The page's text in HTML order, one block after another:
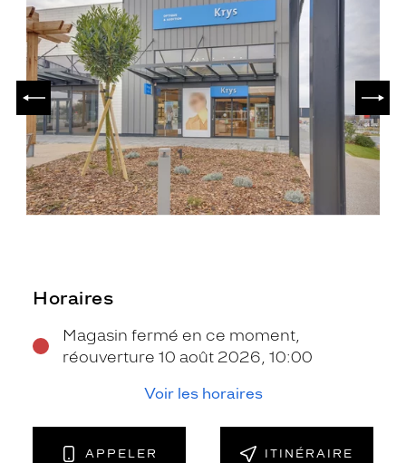
PRÉCÉDENT
Horaires
Magasin fermé en ce moment,
réouverture 10 août 2026, 10:00
Voir les horaires
APPELER ITINÉRAIRE